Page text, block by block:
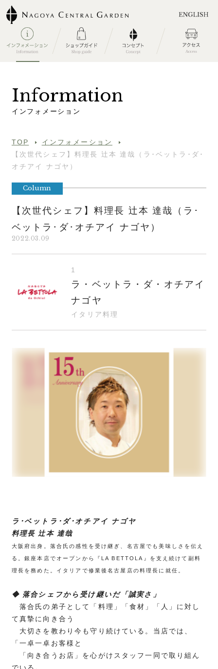
Information
イ ンフ ォ メ ーシ ョ ン
TOP
インフォメーション
【次世代シェフ】料理長 辻本 達哉（ラ･ベットラ･ダ･
オチアイ ナゴヤ）
Column
【次世代シェフ】料理長 辻本 達哉（ラ･
ベットラ･ダ･オチアイ ナゴヤ）
2022.03.09
1
ラ・ベットラ・ダ・オチアイ
ナゴヤ
イタリア料理
ラ･ベットラ･ダ･オチアイ ナゴヤ
料理長 辻本 達哉
大阪府出身。落合氏の感性を受け継ぎ、名古屋でも美味しさを伝え
る。銀座本店でオープンから『LA BETTOLA』を支え続けて副料
理長を務めた。イタリアで修業後名古屋店の料理長に就任。
◆ 落合シェフから受け継いだ「誠実さ」
落合氏の弟子として「料理」「食材」「人」に対し
て真摯に向き合う
大切さを教わり今も守り続けている。当店では、
「一卓一卓お客様と
「向き合うお店」を心がけスタッフ一同で取り組ん